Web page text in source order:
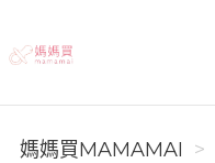
媽媽買MAMAMAI
媽媽買MAMAMAI